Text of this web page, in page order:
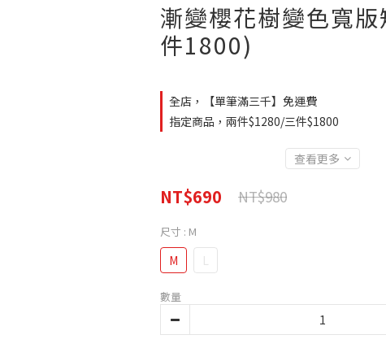
漸變櫻花樹變色寬
件1800)
全店，【單筆滿三千】免運費
指定商品，兩件$1280/三件$1800
查看更多
NT$690 NT$980
尺寸 : M
M L
數量